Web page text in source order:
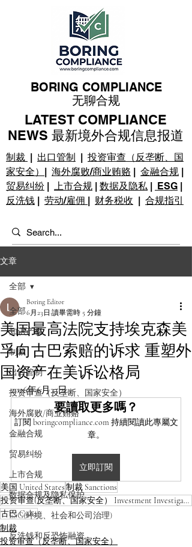
制裁 | 出口管制 | 投资审查（反垄断、国
家安全） | 海外腐败/商业贿赂 | 金融合规 |
贸易纠纷 | 上市合规 | 数据及隐私 | ESG |
反洗钱 | 劳动/雇佣 | 财务税收 | 合规指引
BORING COMPLIANCE
无聊合规
LATEST COMPLIANCE
NEWS 最新境外合规信息报道
文章
全部
知识产权
制裁
出口管制
投资审查（反垄断、国家安全）
海外腐败/商业贿赂
金融合规
贸易纠纷
上市合规
数据合规及隐私保护
ESG(环境、社会和公司治理)
反洗钱和反恐怖融资
全部
美国最高法院支持埃克森美
孚向古巴索赔的诉求 重塑外
国资产在美诉讼格局
Boring Editor
6月23日 讀畢需時 5 分鐘
2026年6月23日
要讀取更多嗎？
訂閱 boringcompliance.com 持續閱讀此專屬文
章。
立即訂閱
美国 United States制裁 Sanctions
投资审查(反垄断、国家安全） Investment Investigation
古巴 Cuba
制裁
投资审查（反垄断、国家安全）